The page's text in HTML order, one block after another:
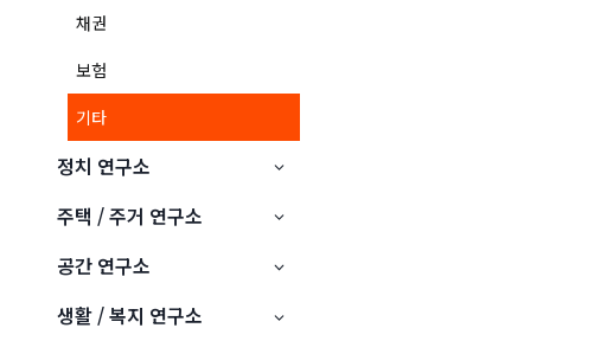
채권
보험
기타
정치 연구소
주택 / 주거 연구소
공간 연구소
생활 / 복지 연구소